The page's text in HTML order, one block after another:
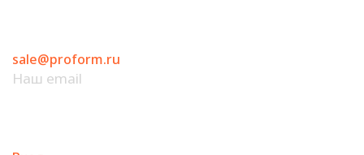
sale@proform.ru
Наш email